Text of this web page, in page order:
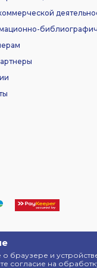
браузере и
согласие на